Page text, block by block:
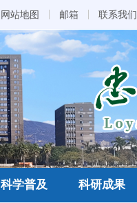
网站地图 邮箱 联系我们
科学普及 科研成果